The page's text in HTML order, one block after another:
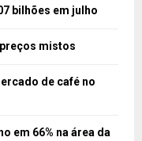
bilhões em julho
mistos
de café no
em 66% na área da